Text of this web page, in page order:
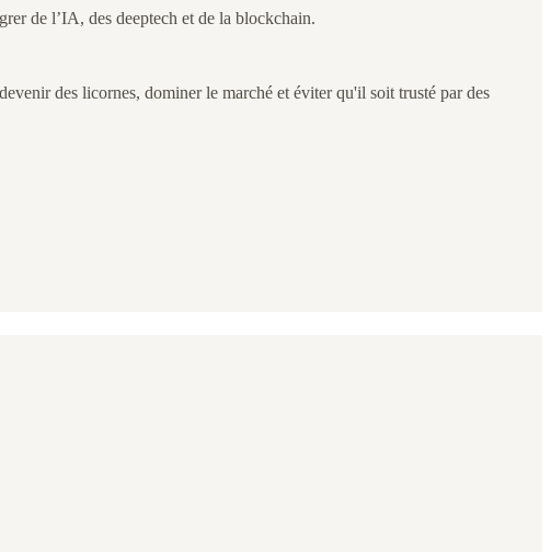
de l’IA, des deeptech et de la blockchain.
des licornes, dominer le marché et éviter qu'il soit trusté par des